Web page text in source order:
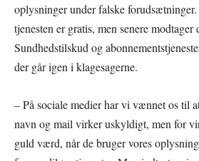
oplysninger under falske
tjenesten er gratis, men senere modtager
Sundhedstilskud og
der går igen i klagesagerne.
– På sociale medier har vi vænnet os til
navn og mail virker uskyldigt, men for
guld værd, når de bruger vores